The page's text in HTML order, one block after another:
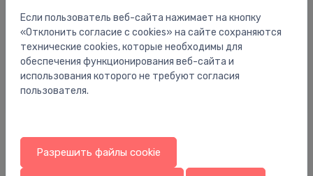
Насосные станции
Если пользователь веб-сайта нажимает на кнопку
«Отклонить согласие с cookies» на сайте сохраняются
технические cookies, которые необходимы для
обеспечения функционирования веб-сайта и
использования которого не требуют согласия
пользователя.
Разрешить файлы cookie